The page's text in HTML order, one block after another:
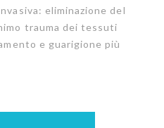
eliminazione del
trauma dei tessuti
e guarigione più